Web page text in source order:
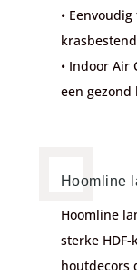
•
• Indoor Air
een
Hoomline
Hoomline
sterke
houtdecors